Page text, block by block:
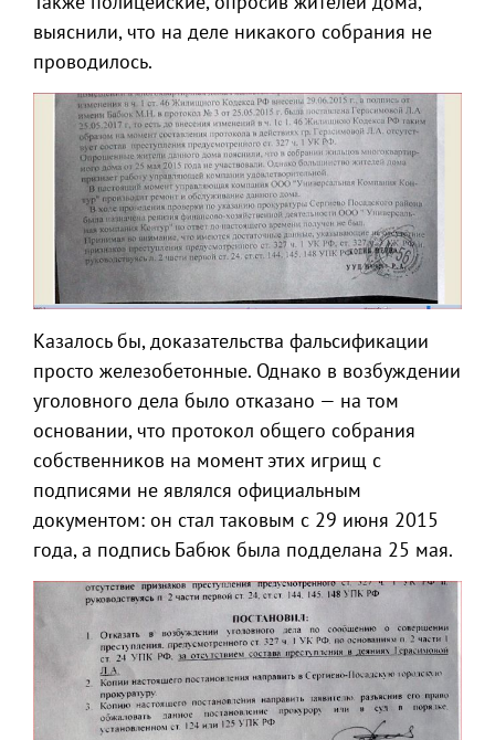
выяснили, что на деле никакого собрания не
проводилось.
Казалось бы, доказательства фальсификации
просто железобетонные. Однако в возбуждении
уголовного дела было отказано — на том
основании, что протокол общего собрания
собственников на момент этих игрищ с
подписями не являлся официальным
документом: он стал таковым с 29 июня 2015
года, а подпись Бабюк была подделана 25 мая.